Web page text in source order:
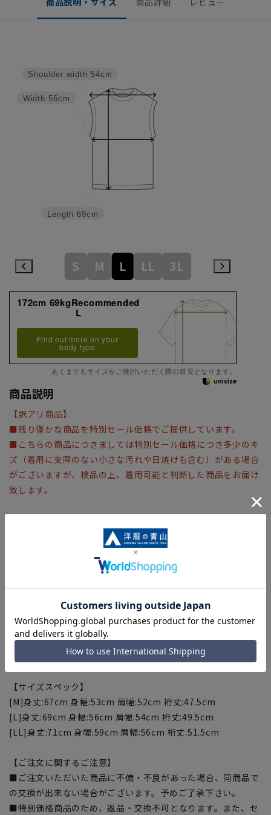
Length 69cm
Width 56cm
Shoulder width 54cm
S M L LL 3L
172cm 69kgRecommended
L
Find out more on your
body type
あくまでもサイズをご検討いただく際の目安となります。
商品説明
【訳アリ商品】
■残り僅かな商品を特別セール価格でご提供しています。
■こちらの商品につきましては特別セール価格につき多少のキ
ズ（着用に支障のない小さな汚れや日焼けも含む）がある場合
がございますが、検品の上、着用可能と判断した商品をお届け
致します。
凹凸感とドライタッチが清涼感のあるクルーネックTシャツで
す。梨地とも呼ばれるアムンゼン生地を使用、サイドに便利な
メッシュポケットを取り付けました。
[M]胸囲:88～96cm 身長:165～175cm
[L]胸囲:96～104cm 身長:175～185cm
[LL]胸囲:104～112cm 身長:175～185cm
※商品タグに記載されているおすすめのサイズ
【サイズスペック】
[M]身丈:67cm 身幅:53cm 肩幅:52cm 裄丈:47.5cm
[L]身丈:69cm 身幅:56cm 肩幅:54cm 裄丈:49.5cm
[LL]身丈:71cm 身幅:59cm 肩幅:56cm 裄丈:51.5cm
【ご注文に関するご注意】
■ご注文いただいた商品に不備・不良があった場合、同商品で
の交換が出来ない場合がございます。予めご了承下さい。
■特別価格商品のため、返品・交換不可となります。また、セ